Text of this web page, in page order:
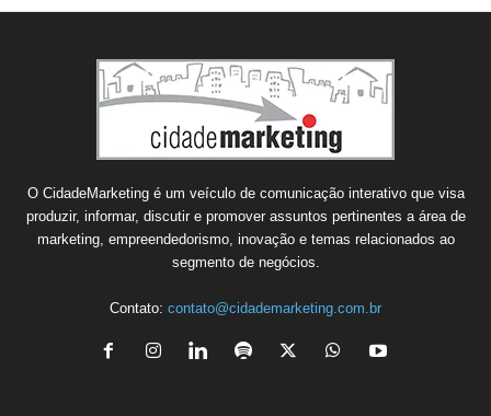
O CidadeMarketing é um veículo de comunicação interativo que visa
produzir, informar, discutir e promover assuntos pertinentes a área de
marketing, empreendedorismo, inovação e temas relacionados ao
segmento de negócios.
Contato: contato@cidademarketing.com.br